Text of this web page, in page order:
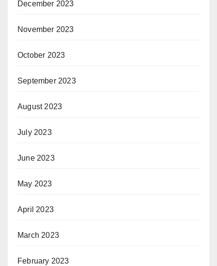
December 2023
November 2023
October 2023
September 2023
August 2023
July 2023
June 2023
May 2023
April 2023
March 2023
February 2023